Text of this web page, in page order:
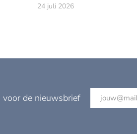
bemachtigt.
24 juli 2026
voor de nieuwsbrief